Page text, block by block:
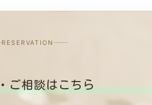
RESERVATION
ご相談はこちら